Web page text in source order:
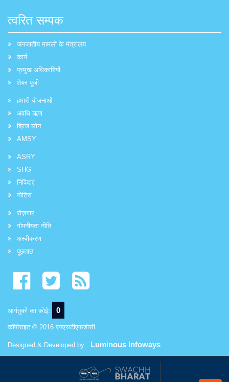
त्वरित सम्पक
जनजातीय मामलों के मंत्रालय
कार्य
प्रमुख अधिकारियों
शेयर पूंजी
हमारी योजनाओं
अवधि ऋण
ब्रिज लोन
AMSY
ASRY
SHG
निविदाएं
नोटिस
रोज़गार
गोपनीयता नीति
अस्वीकरण
पूछताछ
आगंतुकों का कोई: 0
कॉपीराइट © 2016 एनएसटीएफडीसी
Designed & Developed by : Luminous Infoways